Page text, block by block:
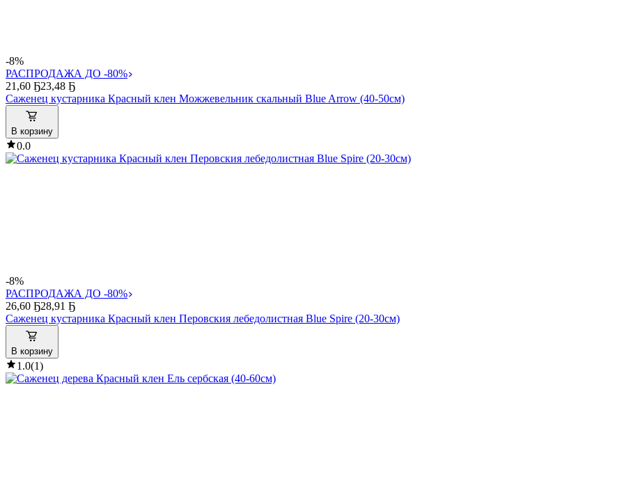
-8%
РАСПРОДАЖА ДО -80%
21 ,60 Ҕ23,48 Ҕ
Саженец кустарника Красный клен Можжевельник скальный Blue Arrow (40-50см)
В корзину
0.0
-8%
РАСПРОДАЖА ДО -80%
26,60 Ҕ28,91 Ҕ
Саженец кустарника Красный клен Перовския лебедолистная Blue Spire (20-30см)
В корзину
1.0(1)